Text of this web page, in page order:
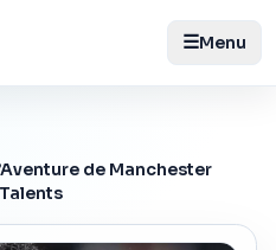
☰Menu
de Manchester